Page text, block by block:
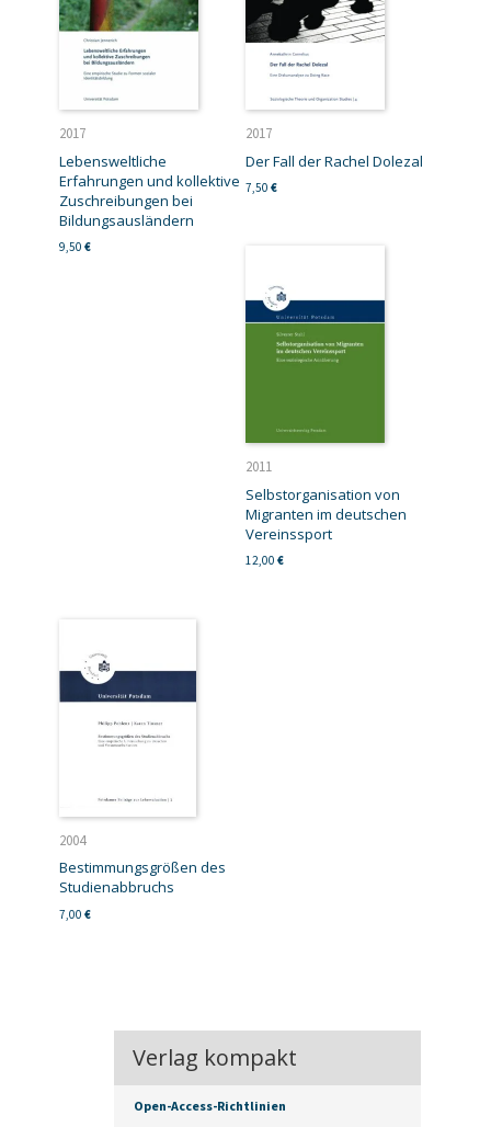
2017
Lebensweltliche
Erfahrungen und kollektive
Zuschreibungen bei
Bildungsausländern
9,50 €
2017
Der Fall der Rachel Dolezal
7,50 €
2011
Selbstorganisation von
Migranten im deutschen
Vereinssport
12,00 €
2004
Bestimmungsgrößen des
Studienabbruchs
7,00 €
Verlag kompakt
Open-Access-Richtlinien